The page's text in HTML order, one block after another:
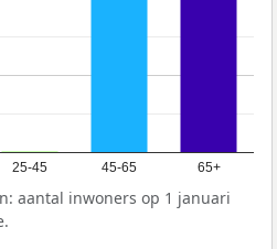
25-45 45-65 65+
aantal inwoners op 1 januari